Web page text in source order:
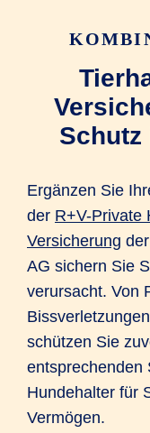
Schutz
Ergänzen Sie
der R+V-Private
Versicherung
AG sichern Sie
verursacht. Von
schützen Sie
entsprechenden
Hundehalter für
Vermögen.